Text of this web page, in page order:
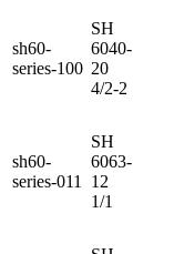
sh60-
series-100
SH
6040-
20
4/2-2
sh60-
series-011
SH
6063-
12
1/1